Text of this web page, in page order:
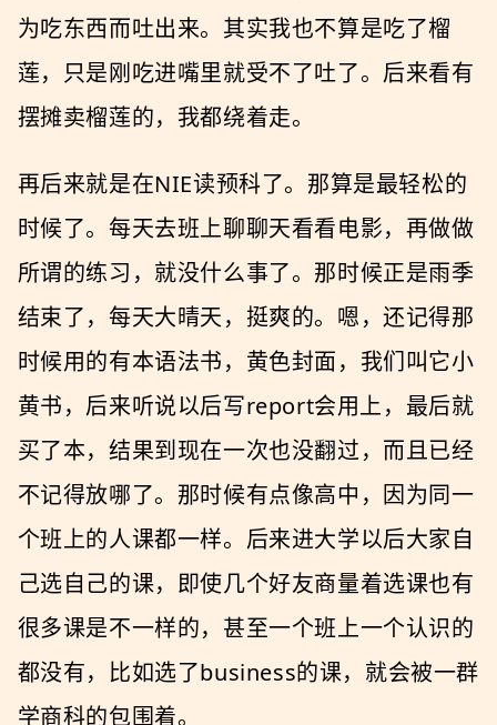
为吃东西而吐出来。其实我也不算是吃了榴
莲，只是刚吃进嘴里就受不了吐了。后来看有
摆摊卖榴莲的，我都绕着走。
再后来就是在NIE读预科了。那算是最轻松的
时候了。每天去班上聊聊天看看电影，再做做
所谓的练习，就没什么事了。那时候正是雨季
结束了，每天大晴天，挺爽的。嗯，还记得那
时候用的有本语法书，黄色封面，我们叫它小
黄书，后来听说以后写report会用上，最后就
买了本，结果到现在一次也没翻过，而且已经
不记得放哪了。那时候有点像高中，因为同一
个班上的人课都一样。后来进大学以后大家自
己选自己的课，即使几个好友商量着选课也有
很多课是不一样的，甚至一个班上一个认识的
都没有，比如选了business的课，就会被一群
学商科的包围着。